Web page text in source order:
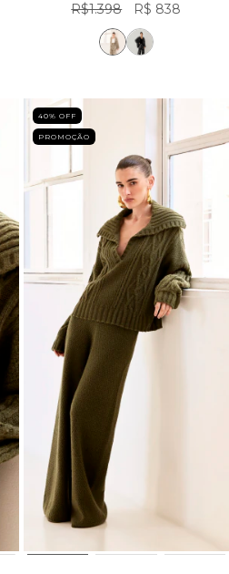
R$1.398 R$ 838
40% OFF
PROMOÇÃO